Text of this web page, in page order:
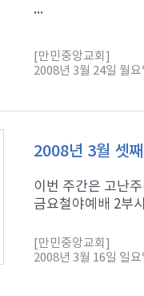
...
[만민중앙교회]
2008년 3월 24일 월요
2008년 3월 셋
이번 주간은 고난
금요철야예배 2부
[만민중앙교회]
2008년 3월 16일 일요